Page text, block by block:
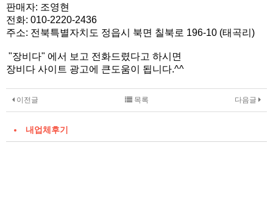
판매자: 조영현
전화: 010-2220-2436
주소: 전북특별자치도 정읍시 북면 칠북로 196-10 (태곡리)
"장비다" 에서 보고 전화드렸다고 하시면
장비다 사이트 광고에 큰도움이 됩니다.^^
이전글 다음글
목록
내업체후기